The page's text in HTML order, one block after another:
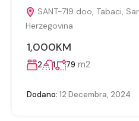
SANT-719 doo, Tabaci,
Herzegovina
1,000KM
2 1 79 m2
Dodano: 12 Decembra, 2024